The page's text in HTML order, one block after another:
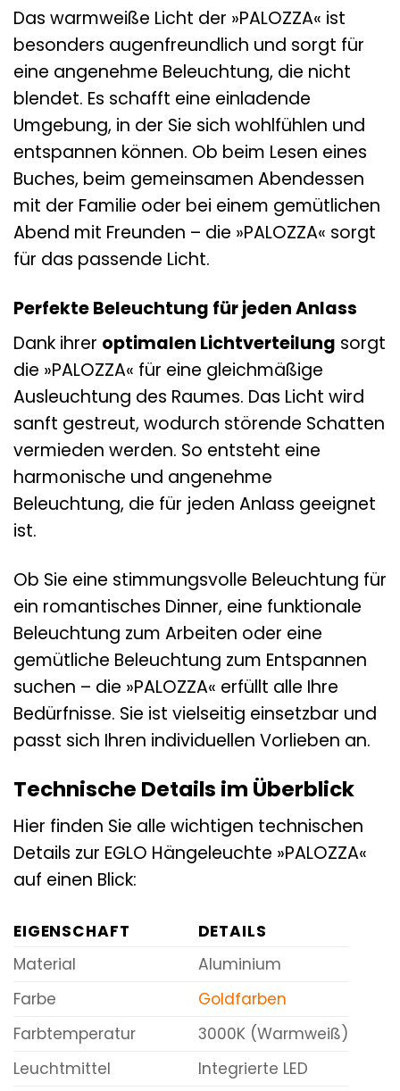
Das warmweiße Licht der »PALOZZA« ist
besonders augenfreundlich und sorgt für
eine angenehme Beleuchtung, die nicht
blendet. Es schafft eine einladende
Umgebung, in der Sie sich wohlfühlen und
entspannen können. Ob beim Lesen eines
Buches, beim gemeinsamen Abendessen
mit der Familie oder bei einem gemütlichen
Abend mit Freunden – die »PALOZZA« sorgt
für das passende Licht.
Perfekte Beleuchtung für jeden Anlass
Dank ihrer optimalen Lichtverteilung sorgt
die »PALOZZA« für eine gleichmäßige
Ausleuchtung des Raumes. Das Licht wird
sanft gestreut, wodurch störende Schatten
vermieden werden. So entsteht eine
harmonische und angenehme
Beleuchtung, die für jeden Anlass geeignet
ist.
Ob Sie eine stimmungsvolle Beleuchtung für
ein romantisches Dinner, eine funktionale
Beleuchtung zum Arbeiten oder eine
gemütliche Beleuchtung zum Entspannen
suchen – die »PALOZZA« erfüllt alle Ihre
Bedürfnisse. Sie ist vielseitig einsetzbar und
passt sich Ihren individuellen Vorlieben an.
Technische Details im Überblick
Hier finden Sie alle wichtigen technischen
Details zur EGLO Hängeleuchte »PALOZZA«
auf einen Blick:
EIGENSCHAFT
DETAILS
Material
Aluminium
Farbe
Goldfarben
Farbtemperatur
3000K (Warmweiß)
Leuchtmittel
Integrierte LED